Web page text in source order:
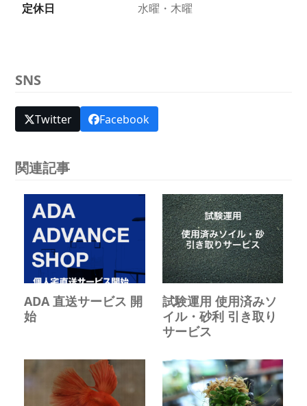
定休日
水曜・木曜
SNS
Twitter Facebook
関連記事
ADA 直送サービス 開
始
試験運用 使用済みソ
イル・砂利 引き取り
サービス